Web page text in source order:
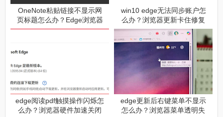
OneNote粘贴链接不显示网
页标题怎么办？Edge浏览器
链接共享设置教程
win10 edge无法同步账户怎
么办？浏览器更新卡住修复
教程
edge阅读pdf触摸操作闪烁怎
么办？浏览器硬件加速关闭
edge更新后右键菜单不显示
怎么办？浏览器菜单透明失